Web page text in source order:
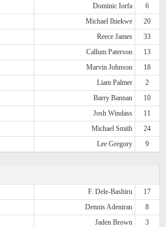
Dominic Iorfa
6
Michael Ihiekwe
20
Reece James
33
Callum Paterson
13
Marvin Johnson
18
Liam Palmer
2
Barry Bannan
10
Josh Windass
11
Michael Smith
24
Lee Gregory 9
F. Dele-Bashiru
17
Dennis Adeniran
8
Jaden Brown
3